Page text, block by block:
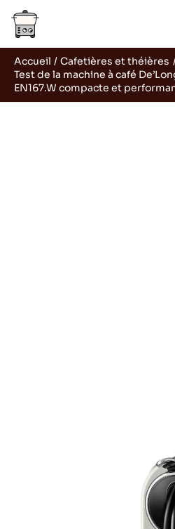
Aller
contenu
Accueil
Cafetières et théières
Test de la machine à café
EN167.W compacte et
e
c
h
e